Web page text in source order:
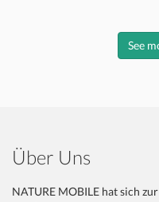
See
Über Uns
NATURE MOBILE hat sich